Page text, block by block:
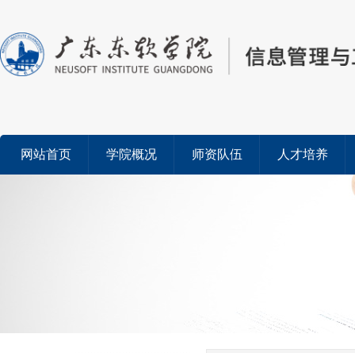
网站首页 学院概况 师资队伍 人才培养